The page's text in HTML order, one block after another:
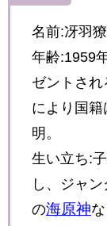
名前:冴羽獠
年齢:1959
ゼントさ
により国
明。
生い立ち:
し、ジャ
の海原神